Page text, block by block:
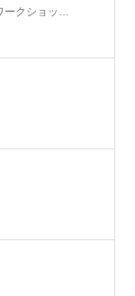
ークショッ…